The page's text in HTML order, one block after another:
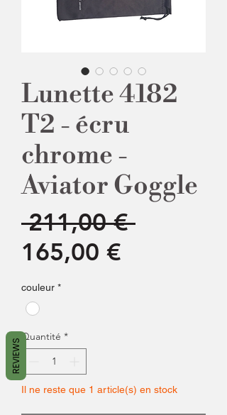
Lunette 4182
T2 - écru
chrome -
Aviator Goggle
211,00 € Prix
165,00 €
couleur *
Quantité *
Il ne reste que 1 article(s) en stock
REVIEWS